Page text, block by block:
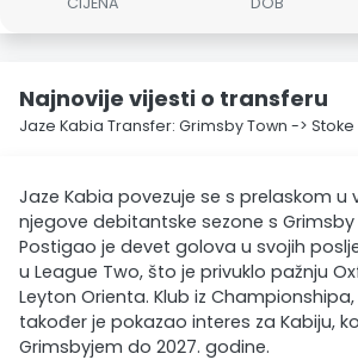
Najnovije vijesti o transferu
Jaze Kabia Transfer: Grimsby Town -> Stoke
Jaze Kabia povezuje se s prelaskom u
njegove debitantske sezone s
Postigao je devet golova u svojih
u League Two, što je privuklo pažnju
Leyton Orienta. Klub iz
također je pokazao interes za Kabiju,
Grimsbyjem do 2027. godine.